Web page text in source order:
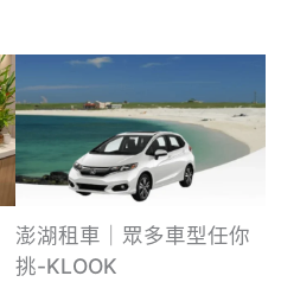
澎湖租車｜眾多車型任你
挑-KLOOK